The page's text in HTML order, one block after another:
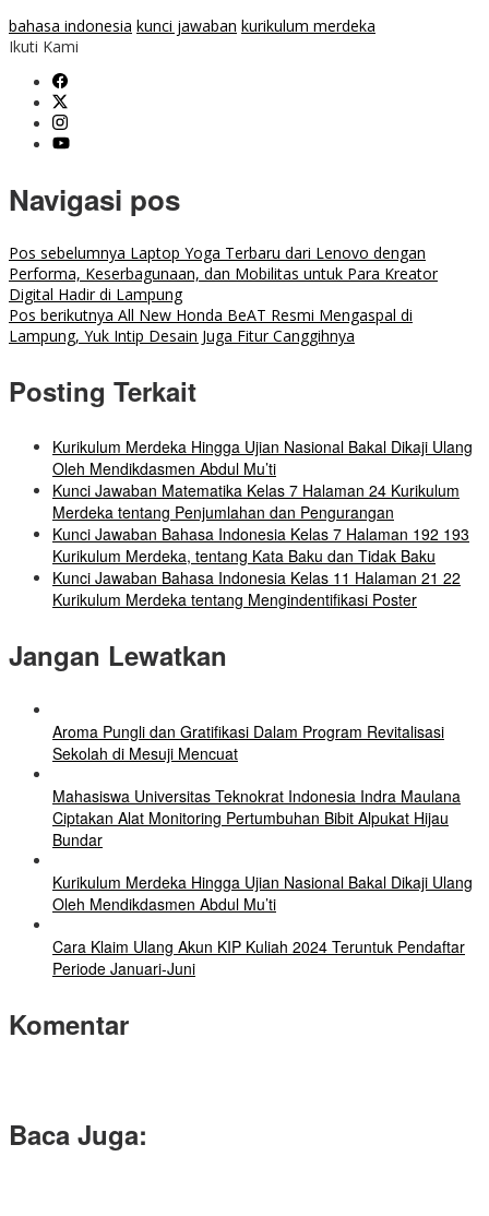
bahasa indonesia kunci jawaban kurikulum merdeka
Ikuti Kami
Navigasi pos
Pos sebelumnya Laptop Yoga Terbaru dari Lenovo dengan
Performa, Keserbagunaan, dan Mobilitas untuk Para Kreator
Digital Hadir di Lampung
Pos berikutnya All New Honda BeAT Resmi Mengaspal di
Lampung, Yuk Intip Desain Juga Fitur Canggihnya
Posting Terkait
Kurikulum Merdeka Hingga Ujian Nasional Bakal Dikaji Ulang
Oleh Mendikdasmen Abdul Mu’ti
Kunci Jawaban Matematika Kelas 7 Halaman 24 Kurikulum
Merdeka tentang Penjumlahan dan Pengurangan
Kunci Jawaban Bahasa Indonesia Kelas 7 Halaman 192 193
Kurikulum Merdeka, tentang Kata Baku dan Tidak Baku
Kunci Jawaban Bahasa Indonesia Kelas 11 Halaman 21 22
Kurikulum Merdeka tentang Mengindentifikasi Poster
Jangan Lewatkan
Aroma Pungli dan Gratifikasi Dalam Program Revitalisasi
Sekolah di Mesuji Mencuat
Mahasiswa Universitas Teknokrat Indonesia Indra Maulana
Ciptakan Alat Monitoring Pertumbuhan Bibit Alpukat Hijau
Bundar
Kurikulum Merdeka Hingga Ujian Nasional Bakal Dikaji Ulang
Oleh Mendikdasmen Abdul Mu’ti
Cara Klaim Ulang Akun KIP Kuliah 2024 Teruntuk Pendaftar
Periode Januari-Juni
Komentar
Baca Juga: